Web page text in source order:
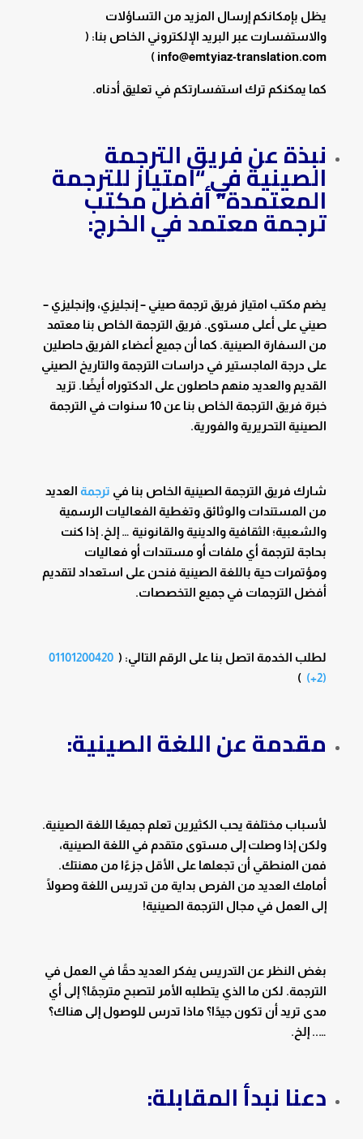
يظل بإمكانكم إرسال المزيد من التساؤلات
والاستفسارت عبر البريد الإلكتروني الخاص بنا: (
info@emtyiaz-translation.com )
كما يمكنكم ترك استفسارتكم في تعليق أدناه.
نبذة عن فريق الترجمة
الصينية في “امتياز للترجمة
المعتمدة” أفضل مكتب
ترجمة معتمد في الخرج:
يضم مكتب امتياز فريق ترجمة صيني – إنجليزي، وإنجليزي –
صيني على أعلى مستوى. فريق الترجمة الخاص بنا معتمد
من السفارة الصينية. كما أن جميع أعضاء الفريق حاصلين
على درجة الماجستير في دراسات الترجمة والتاريخ الصيني
القديم والعديد منهم حاصلون على الدكتوراه أيضًا. تزيد
خبرة فريق الترجمة الخاص بنا عن 10 سنوات في الترجمة
الصينية التحريرية والفورية.
شارك فريق الترجمة الصينية الخاص بنا في ترجمةالعديد
من المستندات والوثائق وتغطية الفعاليات الرسمية
والشعبية؛ الثقافية والدينية والقانونية … إلخ. إذا كنت
بحاجة لترجمة أي ملفات أو مستندات أو فعاليات
ومؤتمرات حية باللغة الصينية فنحن على استعداد لتقديم
أفضل الترجمات في جميع التخصصات.
لطلب الخدمة اتصل بنا على الرقم التالي: ( 01101200420
(2+)
)
مقدمة عن اللغة الصينية:
لأسباب مختلفة يحب الكثيرين تعلم جميعًا اللغة الصينية.
ولكن إذا وصلت إلى مستوى متقدم في اللغة الصينية،
فمن المنطقي أن تجعلها على الأقل جزءًا من مهنتك.
أمامك العديد من الفرص بداية من تدريس اللغة وصولًا
إلى العمل في مجال الترجمة الصينية!
بغض النظر عن التدريس يفكر العديد حقًا في العمل في
الترجمة. لكن ما الذي يتطلبه الأمر لتصبح مترجمًا؟ إلى أي
مدى تريد أن تكون جيدًا؟ ماذا تدرس للوصول إلى هناك؟
….. إلخ.
دعنا نبدأ المقابلة: